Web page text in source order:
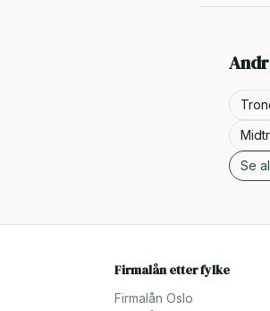
Se
Firmalån etter fylke
Firmalån Oslo